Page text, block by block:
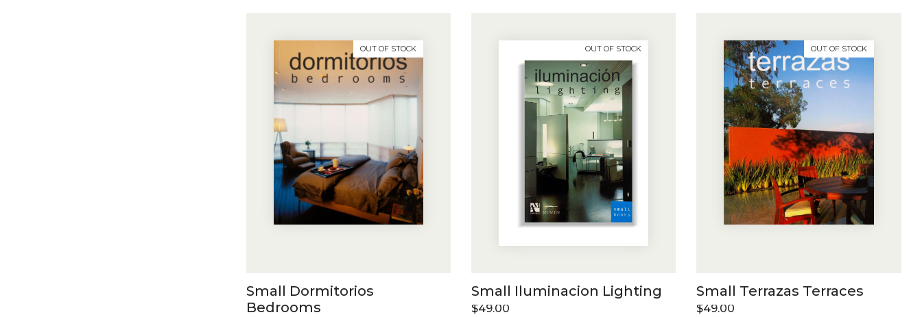
OUT OF STOCK
Small Dormitorios
Bedrooms
OUT OF STOCK
Small Iluminacion Lighting
$49.00
OUT OF STOCK
Small Terrazas Terraces
$49.00